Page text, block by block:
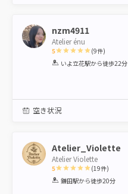
nzm4911
Atelier énu
5
1 2 3 4 5
(9件)
いよ立花駅から徒歩22分
空き状況
Atelier_Violette
Atelier Violette
5
1 2 3 4 5
(19件)
鎌田駅から徒歩20分